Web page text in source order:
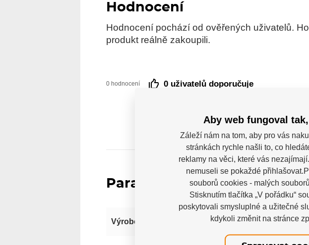
Hodnocení
Hodnocení pochází od ověřených uživatelů.
produkt reálně zakoupili.
0 hodnocení 0 uživatelů doporučuje
Parametry
Výrobce Powerslide
Aby web fungoval
Záleží nám na tom, aby pro vás
stránkách rychle našli to, co
reklamy na věci, které vás
nemuseli se pokaždé
souborů cookies - malých
Stisknutím tlačítka „V pořádku“
poskytovali smysluplné a užitečné
kdykoli změnit na stránce